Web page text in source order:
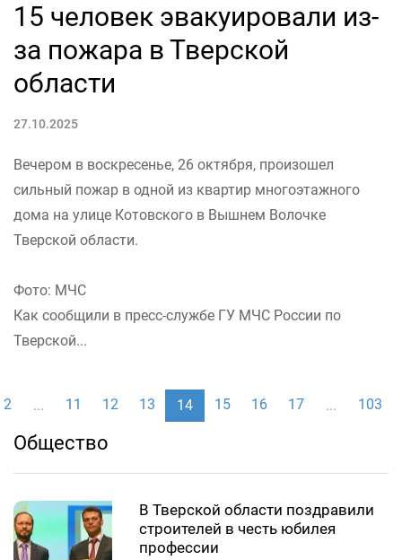
15 человек эвакуировали из-
за пожара в Тверской
области
27.10.2025
Вечером в воскресенье, 26 октября, произошел
сильный пожар в одной из квартир многоэтажного
дома на улице Котовского в Вышнем Волочке
Тверской области.
Фото: МЧС
Как сообщили в пресс-службе ГУ МЧС России по
Тверской...
2 ... 11 12 13 14 15 16 17 ... 103
Общество
В Тверской области поздравили
строителей в честь юбилея
профессии